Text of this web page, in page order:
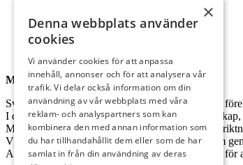
Nyheter
Om oss
Projekt
Kontakt
Miljöpolicy
Svenska Teknikingenjörer Sting ska arbeta för att
I det dagliga arbetet ska vi använda lagkrav,
Miljöhänsyn ska vara en viktig del av vår
Vi utvecklar vårt eget miljöarbete och miljösystem
Alla medarbetare är i sitt dagliga arbete ansvariga
×
Denna webbplats använder
cookies
Vi använder cookies för att anpassa
innehåll, annonser och för att analysera vår
trafik. Vi delar också information om din
användning av vår webbplats med våra
reklam- och analyspartners som kan
kombinera den med annan information som
du har tillhandahållit dem eller som de har
samlat in från din användning av deras